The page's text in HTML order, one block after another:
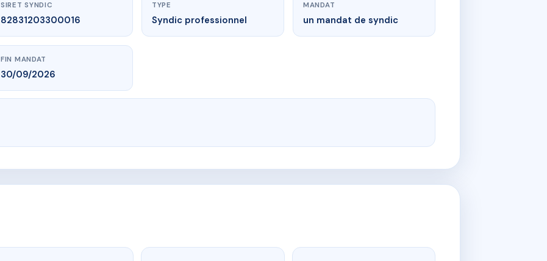
SIRET SYNDIC
82831203300016
TYPE
Syndic professionnel
MANDAT
un mandat de syndic
FIN MANDAT
30/09/2026